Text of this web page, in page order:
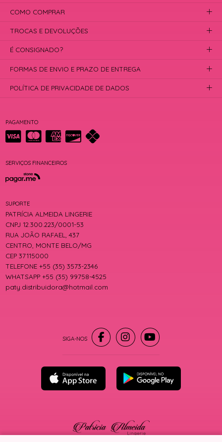
PAGAMENTO
SERVIÇOS FINANCEIROS
SUPORTE
PATRÍCIA ALMEIDA LINGERIE
CNPJ 12.300.223/0001-53
RUA JOÃO RAFAEL, 437
CENTRO, MONTE BELO/MG
CEP 37115000
TELEFONE +55 (35) 3573-2346
WHATSAPP +55 (35) 99758-4525
paty.distribuidora@hotmail.com
COMO COMPRAR
TROCAS E DEVOLUÇÕES
É CONSIGNADO?
FORMAS DE ENVIO E PRAZO DE ENTREGA
POLÍTICA DE PRIVACIDADE DE DADOS